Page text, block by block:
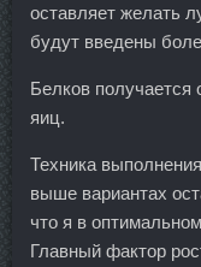
оставляет желать
будут введены
Белков получается
яиц.
Техника
выше вариантах
что я в
Главный фактор